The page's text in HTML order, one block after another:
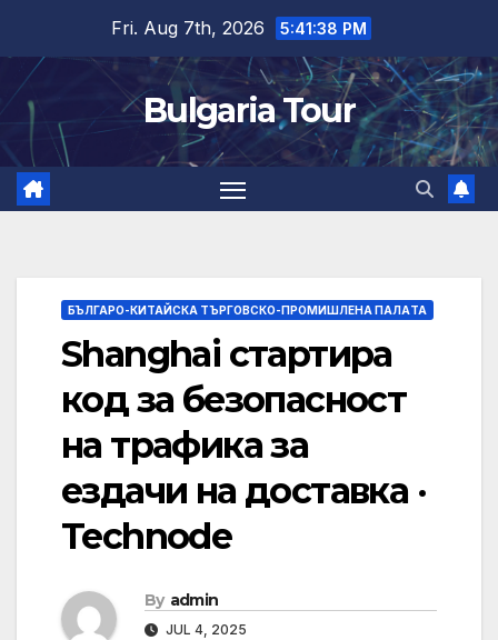
content
Fri. Aug 7th, 2026 5:41:38 PM
Bulgaria Tour
БЪЛГАРО-КИТАЙСКА ТЪРГОВСКО-ПРОМИШЛЕНА ПАЛAТА
Shanghai стартира
код за безопасност
на трафика за
ездачи на доставка ·
Technode
By admin
JUL 4, 2025